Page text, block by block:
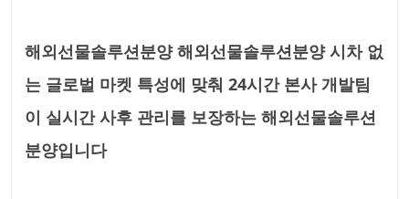
해외선물솔루션분양 해외선물솔루션분양 시차 없
는 글로벌 마켓 특성에 맞춰 24시간 본사 개발팀
이 실시간 사후 관리를 보장하는 해외선물솔루션
분양입니다